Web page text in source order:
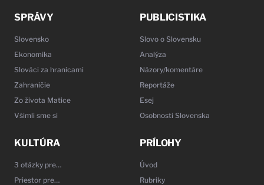
SPRÁVY
Slovensko
Ekonomika
Slováci za hranicami
Zahraničie
Zo života Matice
Všimli sme si
PUBLICISTIKA
Slovo o Slovensku
Analýza
Názory/komentáre
Reportáže
Esej
Osobnosti Slovenska
KULTÚRA
3 otázky pre…
Priestor pre…
PRÍLOHY
Úvod
Rubriky